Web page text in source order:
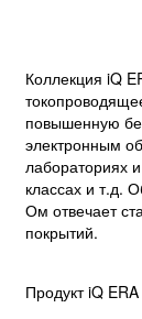
Коллекция iQ
повышенную
электронным
лабораториях
классах и т.д.
Ом отвечает
покрытий.
Продукт iQ